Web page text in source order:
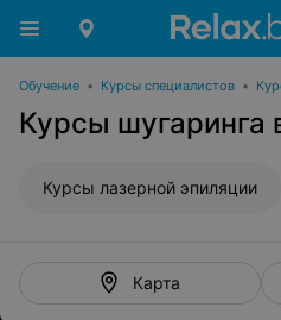
Обучение • Курсы специалистов •
Курсы шугаринга
Курсы лазерной эпиляции
Карта